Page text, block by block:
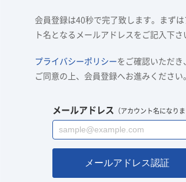
会員登録は40秒で完了致します。まず
ト名となるメールアドレスをご記入下さ
プライバシーポリシーをご確認いただき
ご同意の上、会員登録へお進みください。
メールアドレス （アカウント名になりま
メールアドレス認証